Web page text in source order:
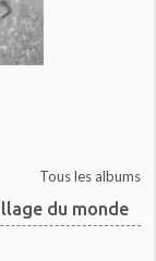
Tous les albums
du monde